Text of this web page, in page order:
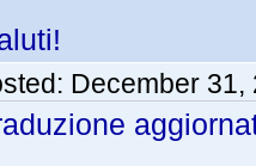
December 31,